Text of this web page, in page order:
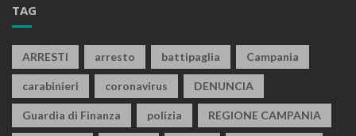
TAG
ARRESTI arresto battipaglia Campania
carabinieri coronavirus DENUNCIA
Guardia di Finanza polizia REGIONE CAMPANIA